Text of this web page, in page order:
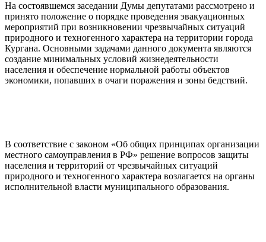
На состоявшемся заседании Думы депутатами рассмотрено и
принято положение о порядке проведения эвакуационных
мероприятий при возникновении чрезвычайных ситуаций
природного и техногенного характера на территории города
Кургана. Основными задачами данного документа являются
создание минимальных условий жизнедеятельности
населения и обеспечение нормальной работы объектов
экономики, попавших в очаги поражения и зоны бедствий.
В соответствие с законом «Об общих принципах организации
местного самоуправления в РФ» решение вопросов защиты
населения и территорий от чрезвычайных ситуаций
природного и техногенного характера возлагается на органы
исполнительной власти муниципального образования.